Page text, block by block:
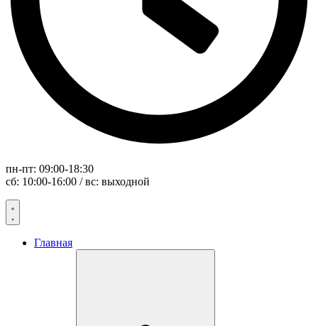
пн-пт: 09:00-18:30
сб: 10:00-16:00 / вс: выходной
Главная